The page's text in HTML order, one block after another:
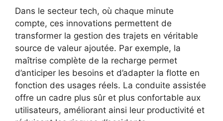
Dans le secteur tech, où chaque minute
compte, ces innovations permettent de
transformer la gestion des trajets en véritable
source de valeur ajoutée. Par exemple, la
maîtrise complète de la recharge permet
d’anticiper les besoins et d’adapter la flotte en
fonction des usages réels. La conduite assistée
offre un cadre plus sûr et plus confortable aux
utilisateurs, améliorant ainsi leur productivité et